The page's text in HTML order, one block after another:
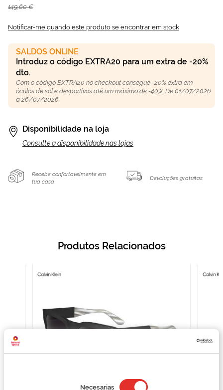
deNecesarias
149,60 €
Notificar-me quando este produto se encontrar em stock
SALDOS ONLINE
Introduz o código EXTRA20 para um extra de -20%
dto.
Com o código EXTRA20 no checkout consegue -20% extra em
óculos de sol e desportivos até um máximo de -40%. De 01/07/2026
a 26/07/2026.
Disponibilidade na loja
Consulte a disponibilidade nas lojas
Recebe confortavelmente em
tua casa
Devoluções gratuitas
Produtos Relacionados